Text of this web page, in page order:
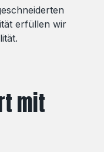
erfüllen wir
mit